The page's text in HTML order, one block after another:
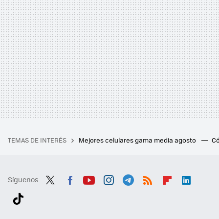
TEMAS DE INTERÉS Mejores celulares gama media agosto
Síguenos